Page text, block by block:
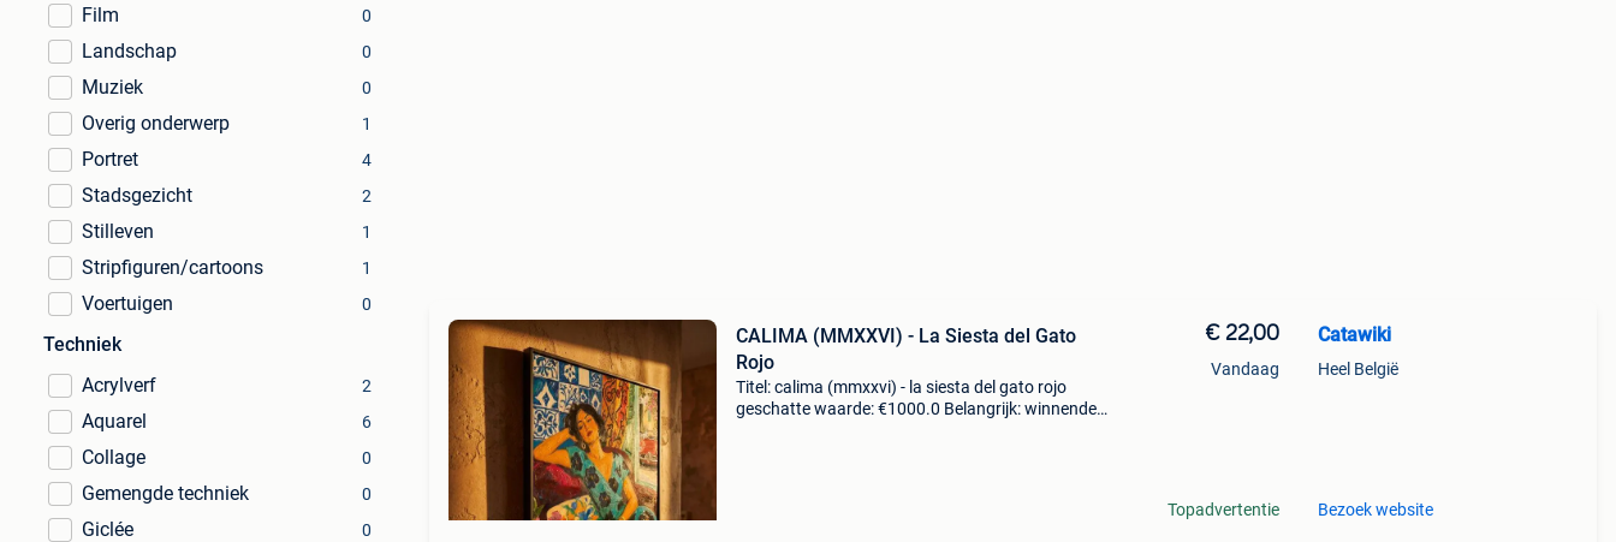
Film 0
Landschap 0
Muziek 0
Overig onderwerp 1
Portret 4
Stadsgezicht 2
Stilleven 1
Stripfiguren/cartoons 1
Voertuigen 0
Techniek
Acrylverf
2
Aquarel 6
Collage 0
Gemengde techniek 0
Giclée 0
CALIMA (MMXXVI) - La Siesta del Gato
Rojo
Titel: calima (mmxxvi) - la siesta del gato rojo
geschatte waarde: €1000.0 Belangrijk: winnende
€ 22,00
Vandaag
Topadvertentie
Catawiki
Heel België
Bezoek website